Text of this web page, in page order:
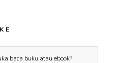
baca buku atau ebook?